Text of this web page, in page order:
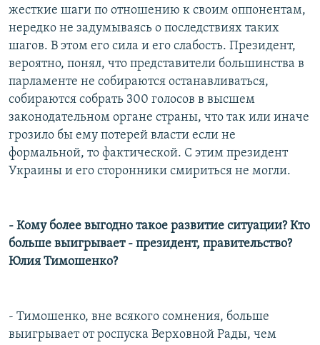
жесткие шаги по отношению к своим оппонентам,
нередко не задумываясь о последствиях таких
шагов. В этом его сила и его слабость. Президент,
вероятно, понял, что представители большинства в
парламенте не собираются останавливаться,
собираются собрать 300 голосов в высшем
законодательном органе страны, что так или иначе
грозило бы ему потерей власти если не
формальной, то фактической. С этим президент
Украины и его сторонники смириться не могли.
- Кому более выгодно такое развитие ситуации? Кто
больше выигрывает - президент, правительство?
Юлия Тимошенко?
- Тимошенко, вне всякого сомнения, больше
выигрывает от роспуска Верховной Рады, чем